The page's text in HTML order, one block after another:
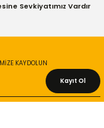
Sevkiyatımız Vardır
KAYDOLUN
Kayıt Ol